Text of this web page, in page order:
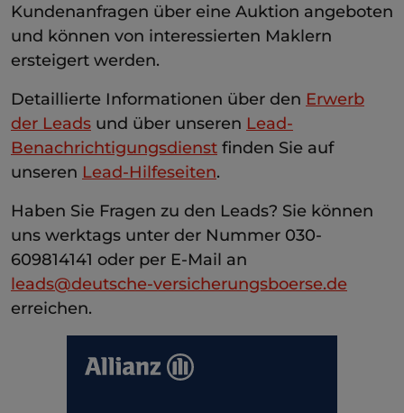
Kundenanfragen über eine Auktion angeboten
und können von interessierten Maklern
ersteigert werden.
Detaillierte Informationen über den Erwerb
der Leads und über unseren Lead-
Benachrichtigungsdienst finden Sie auf
unseren Lead-Hilfeseiten.
Haben Sie Fragen zu den Leads? Sie können
uns werktags unter der Nummer 030-
609814141 oder per E-Mail an
leads@deutsche-versicherungsboerse.de
erreichen.